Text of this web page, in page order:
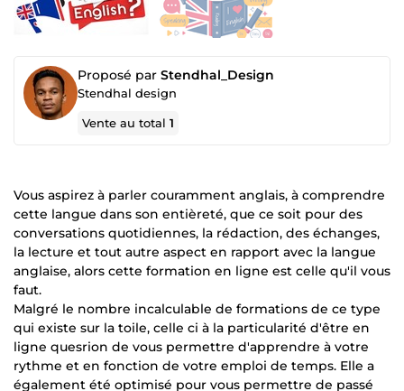
Proposé par Stendhal_Design
Stendhal design
Vente au total1
Vous aspirez à parler couramment anglais, à comprendre
cette langue dans son entièreté, que ce soit pour des
conversations quotidiennes, la rédaction, des échanges,
la lecture et tout autre aspect en rapport avec la langue
anglaise, alors cette formation en ligne est celle qu'il vous
faut.
Malgré le nombre incalculable de formations de ce type
qui existe sur la toile, celle ci à la particularité d'être en
ligne quesrion de vous permettre d'apprendre à votre
rythme et en fonction de votre emploi de temps. Elle a
également été optimisé pour vous permettre de passé